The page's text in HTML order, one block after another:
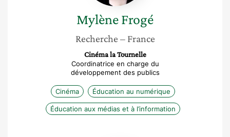
MylèneFrogé
Recherche – France
Cinéma la Tournelle
Coordinatrice en charge du
développement des publics
Cinéma Éducation au numérique
Éducation aux médias et à l’information